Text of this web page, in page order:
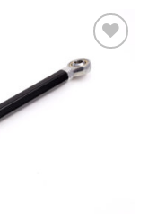
Add to
wishlist